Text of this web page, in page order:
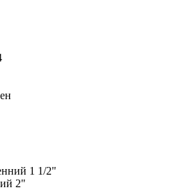
1 1/2"
2"